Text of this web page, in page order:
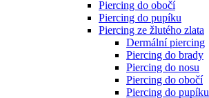
Piercing do obočí
Piercing do pupíku
Piercing ze žlutého zlata
Dermální piercing
Piercing do brady
Piercing do nosu
Piercing do obočí
Piercing do pupíku